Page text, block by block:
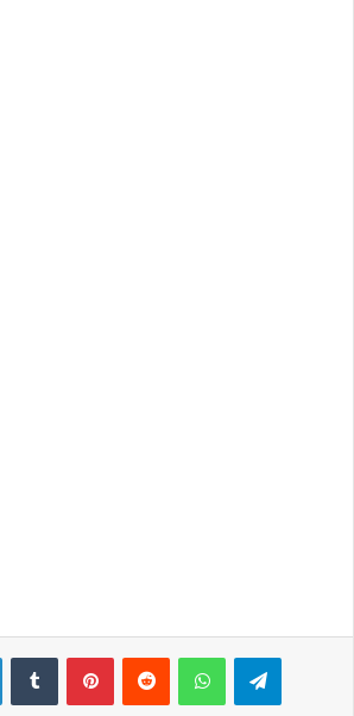
LinkedInTumblrPinterestReddit WhatsApp